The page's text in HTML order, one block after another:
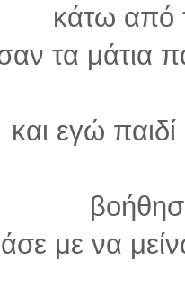
κάτω από
τα μάτια
και εγώ
άσε με να